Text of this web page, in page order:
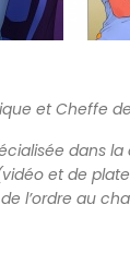
et Cheffe
dans
et de
l’ordre au